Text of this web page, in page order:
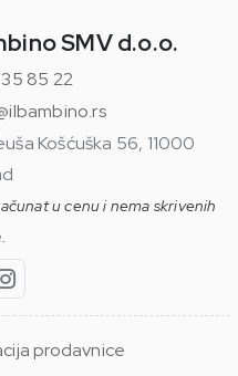
SMV d.o.o.
85 22
Košćuška 56, 11000
u cenu i nema skrivenih
prodavnice